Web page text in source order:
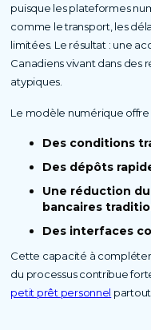
puisque les plateformes
comme le transport, les
limitées. Le résultat : une
Canadiens vivant dans des
atypiques.
Le modèle numérique
Des conditions
Des dépôts
Une réduction
bancaires
Des interfaces
Cette capacité à
du processus contribue
petit prêt personnel